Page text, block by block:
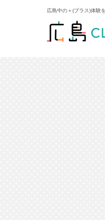
広島中の＋(プラス)体験